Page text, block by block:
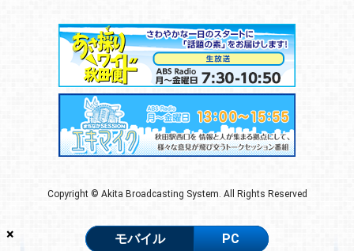
×
Copyright © Akita Broadcasting System. All Rights Reserved
モバイル PC